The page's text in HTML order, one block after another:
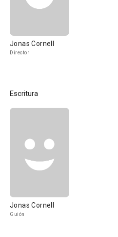
Jonas Cornell
Director
Escritura
Jonas Cornell
Guión